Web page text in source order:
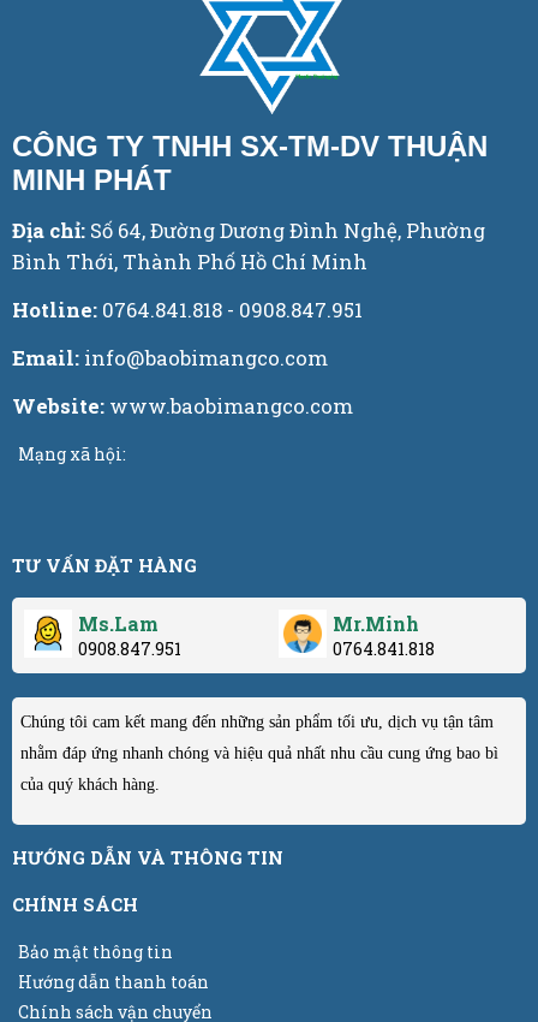
CÔNG TY TNHH SX-TM-DV THUẬN
MINH PHÁT
Địa chỉ: Số 64, Đường Dương Đình Nghệ, Phường
Bình Thới, Thành Phố Hồ Chí Minh
Hotline: 0764.841.818 - 0908.847.951
Email: info@baobimangco.com
Website: www.baobimangco.com
Mạng xã hội:
TƯ VẤN ĐẶT HÀNG
Ms.Lam
0908.847.951
Mr.Minh
0764.841.818
Chúng tôi cam kết mang đến những sản phẩm tối ưu, dịch vụ tận tâm
nhằm đáp ứng nhanh chóng và hiệu quả nhất nhu cầu cung ứng bao bì
của quý khách hàng.
HƯỚNG DẪN VÀ THÔNG TIN
CHÍNH SÁCH
Bảo mật thông tin
Hướng dẫn thanh toán
Chính sách vận chuyển